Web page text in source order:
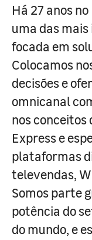
Há 27 anos
uma das
focada em
Colocamos
decisões e
omnicanal
nos conceitos
Express e
plataformas
televendas,
Somos parte
potência do
do mundo, e